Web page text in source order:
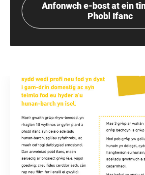
Anfonwch e-bost at ein
Phobl Ifanc